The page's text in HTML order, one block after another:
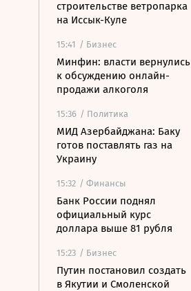
строительстве ветропарка
на Иссык-Куле
15:41 / Бизнес
Минфин: власти вернулись
к обсуждению онлайн-
продажи алкоголя
15:36 / Политика
МИД Азербайджана: Баку
готов поставлять газ на
Украину
15:32 / Финансы
Банк России поднял
официальный курс
доллара выше 81 рубля
15:23 / Бизнес
Путин постановил создать
в Якутии и Смоленской